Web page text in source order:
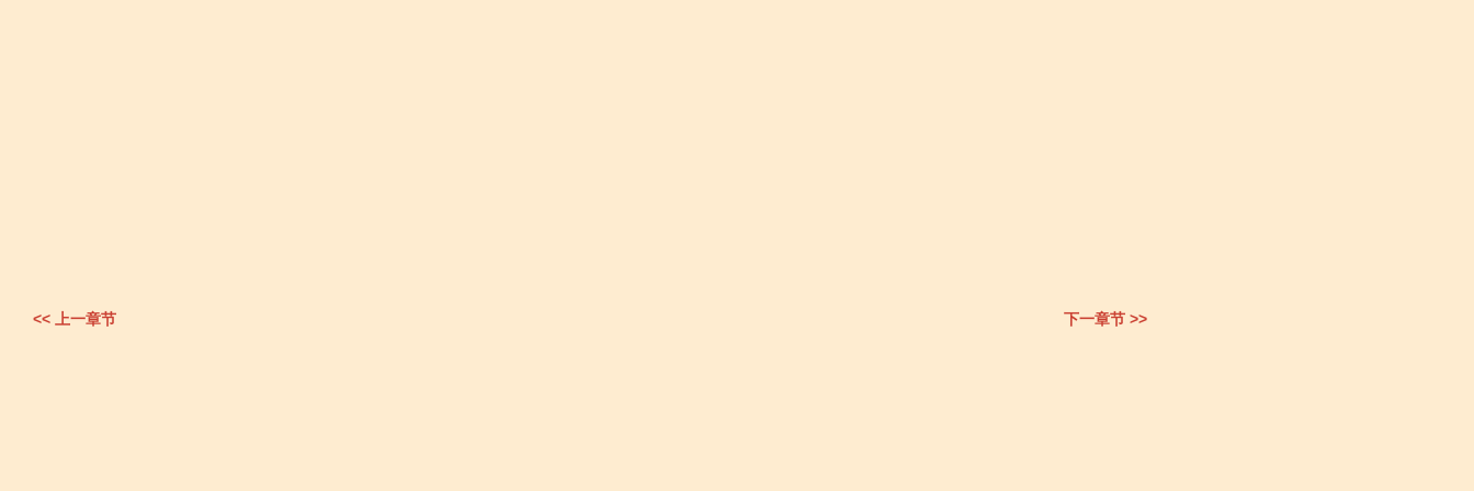
<< 上一章节 下一章节 >>